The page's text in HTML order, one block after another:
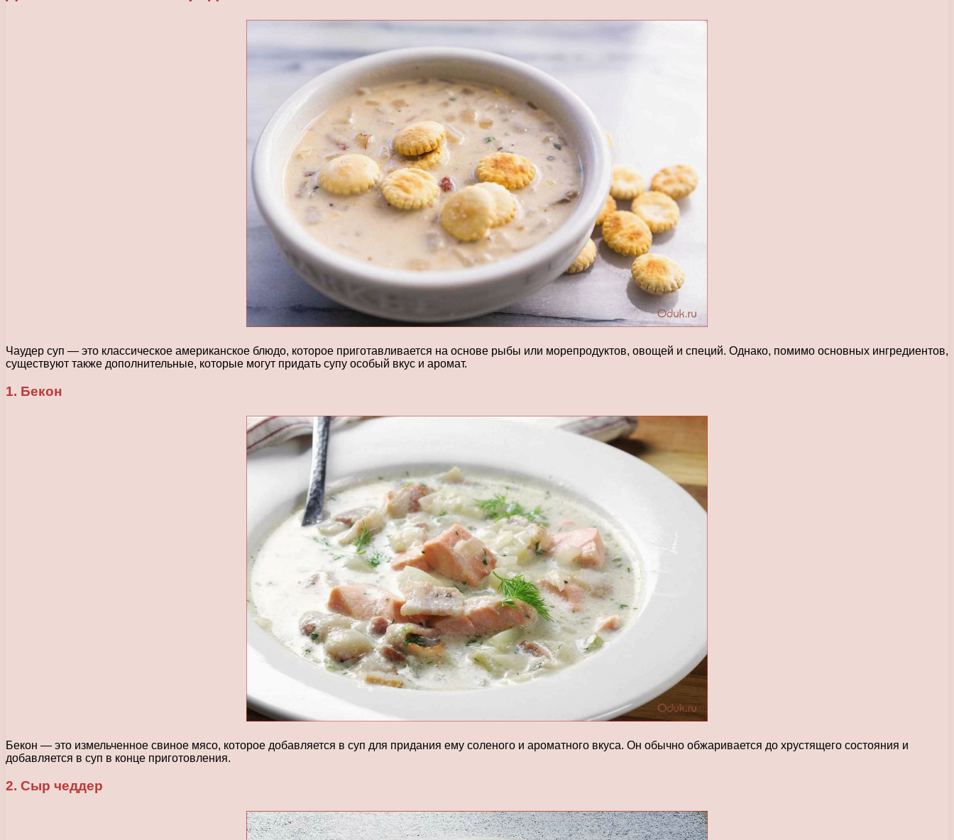
Чаудер суп — это классическое американское блюдо, которое приготавливается на основе рыбы или морепродуктов, овощей и специй. Однако, помимо основных ингредиентов,
существуют также дополнительные, которые могут придать супу особый вкус и аромат.
1. Бекон
Бекон — это измельченное свиное мясо, которое добавляется в суп для придания ему соленого и ароматного вкуса. Он обычно обжаривается до хрустящего состояния и
добавляется в суп в конце приготовления.
2. Сыр чеддер